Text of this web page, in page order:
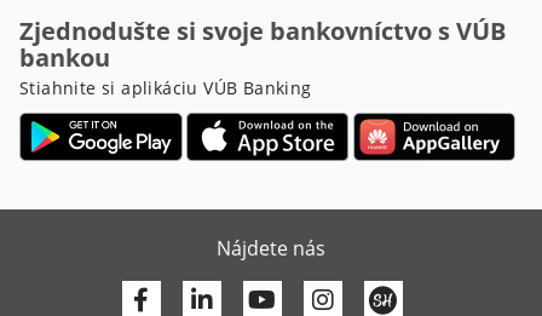
Zjednodušte si svoje bankovníctvo s VÚB
bankou
Stiahnite si aplikáciu VÚB Banking
Nájdete nás
Facebook
LinkedinYoutube